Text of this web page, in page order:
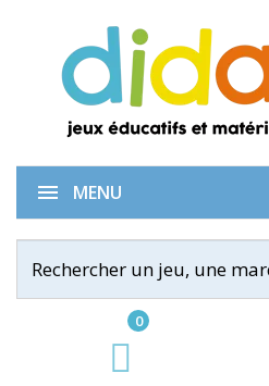
0
MENU
Puzzle 3